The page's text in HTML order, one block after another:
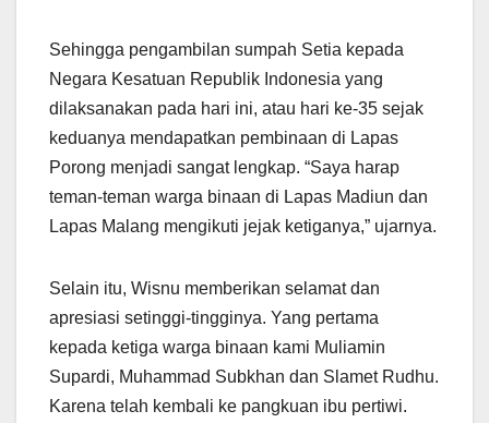
Sehingga pengambilan sumpah Setia kepada
Negara Kesatuan Republik Indonesia yang
dilaksanakan pada hari ini, atau hari ke-35 sejak
keduanya mendapatkan pembinaan di Lapas
Porong menjadi sangat lengkap. “Saya harap
teman-teman warga binaan di Lapas Madiun dan
Lapas Malang mengikuti jejak ketiganya,” ujarnya.
Selain itu, Wisnu memberikan selamat dan
apresiasi setinggi-tingginya. Yang pertama
kepada ketiga warga binaan kami Muliamin
Supardi, Muhammad Subkhan dan Slamet Rudhu.
Karena telah kembali ke pangkuan ibu pertiwi.